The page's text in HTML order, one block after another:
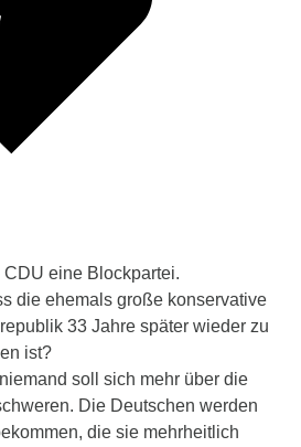
eine Blockpartei.
die ehemals große konservative
33 Jahre später wieder zu
ist?
soll sich mehr über die
Die Deutschen werden
die sie mehrheitlich